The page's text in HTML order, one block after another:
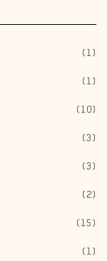
(1)
(1)
(10)
(3)
(3)
(2)
(15)
(1)